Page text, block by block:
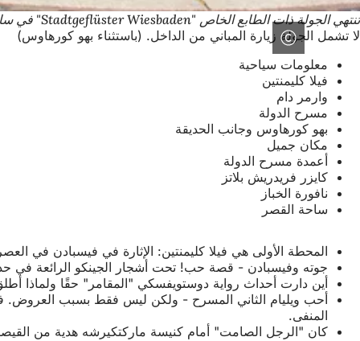
تنتهي الجولة ذات الطابع الخاص "Stadtgeflüster Wiesbaden" في ساحة شلوسبلاتز.
لا تشمل الجولة زيارة المباني من الداخل. (باستثناء بهو كورهاوس)
معلومات سياحية
فيلا كليمنتين
وارمر دام
مسرح الدولة
بهو كورهاوس وجانب الحديقة
مكان جميل
أعمدة مسرح الدولة
كايزر فريدريش بلاتز
نافورة الخباز
ساحة القصر
المحطة الأولى هي فيلا كليمنتين: الإثارة في فيسبادن في
جوته وفيسبادن - قصة حب! تحت أشجار الجينكو الرائعة في
أين دارت أحداث رواية دوستويفسكي "المقامر" حقًا ولماذا
أحب ويليام الثاني المسرح - ولكن ليس فقط بسبب العروض.
المنفى.
كان "الرجل الصامت" أمام كنيسة ماركتكيرشه هدية من